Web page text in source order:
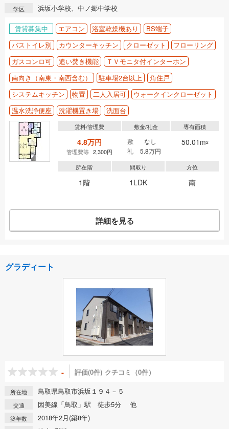
学区 浜坂小学校、中ノ郷中学校
賃貸募集中 エアコン 浴室乾燥機あり
BS端子
バストイレ別
カウンターキッチン クローゼット
フローリング
ガスコンロ可
追い焚き機能
ＴＶモニタ付インターホン
南向き（南東・南西含む）
駐車場2台以上
角住戸
システムキッチン
物置 二人入居可
ウォークインクローゼット
温水洗浄便座
洗濯機置き場 洗面台
賃料/管理費
4.8万円
管理費等 2,300円
敷金/礼金
敷
なし
礼
5.8万円
専有面積
50.01m2
所在階
1階
間取り
1LDK
方位
南
詳細を見る
グラディート
- 評価(0件) クチコミ（0件）
所在地 鳥取県鳥取市浜坂１９４－５
交通 因美線「鳥取」駅 徒歩5分 他
築年数 2018年2月(築8年)